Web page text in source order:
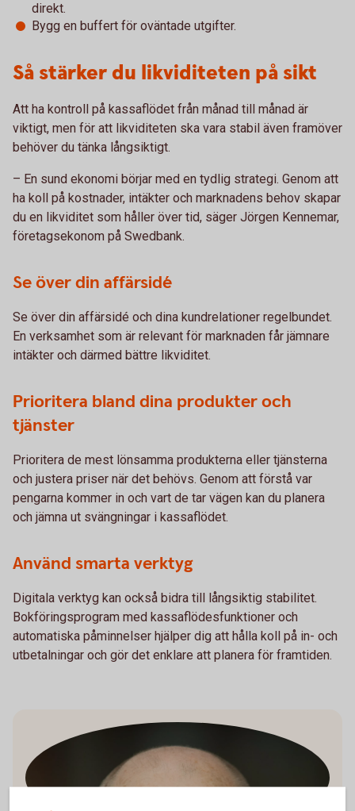
direkt.
Bygg en buffert för oväntade utgifter.
Så stärker du likviditeten på sikt
Att ha kontroll på kassaflödet från månad till månad är
viktigt, men för att likviditeten ska vara stabil även framöver
behöver du tänka långsiktigt.
– En sund ekonomi börjar med en tydlig strategi. Genom att
ha koll på kostnader, intäkter och marknadens behov skapar
du en likviditet som håller över tid, säger Jörgen Kennemar,
företagsekonom på Swedbank.
Se över din affärsidé
Se över din affärsidé och dina kundrelationer regelbundet.
En verksamhet som är relevant för marknaden får jämnare
intäkter och därmed bättre likviditet.
Prioritera bland dina produkter och
tjänster
Prioritera de mest lönsamma produkterna eller tjänsterna
och justera priser när det behövs. Genom att förstå var
pengarna kommer in och vart de tar vägen kan du planera
och jämna ut svängningar i kassaflödet.
Använd smarta verktyg
Digitala verktyg kan också bidra till långsiktig stabilitet.
Bokföringsprogram med kassaflödesfunktioner och
automatiska påminnelser hjälper dig att hålla koll på in- och
utbetalningar och gör det enklare att planera för framtiden.